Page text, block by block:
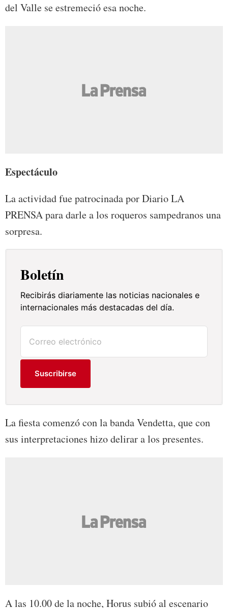
del Valle se estremeció esa noche.
Espectáculo
La actividad fue patrocinada por Diario LA
PRENSA para darle a los roqueros sampedranos una
sorpresa.
Boletín
Recibirás diariamente las noticias nacionales e
internacionales más destacadas del día.
Suscribirse
La fiesta comenzó con la banda Vendetta, que con
sus interpretaciones hizo delirar a los presentes.
A las 10.00 de la noche, Horus subió al escenario